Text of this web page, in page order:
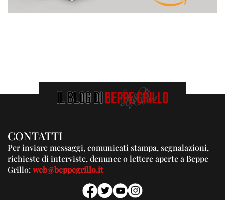
CONTATTI
Per inviare messaggi, comunicati stampa, segnalazioni,
richieste di interviste, denunce o lettere aperte a Beppe
Grillo:web@beppegrillo.it